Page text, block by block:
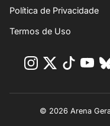
Política de Privacidade
Termos de Uso
© 2026 Arena